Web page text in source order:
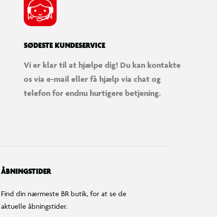
SØDESTE KUNDESERVICE
Vi er klar til at hjælpe dig! Du kan kontakte
os via e-mail eller få hjælp via chat og
telefon for endnu hurtigere betjening.
ÅBNINGSTIDER
Find din nærmeste BR butik, for at se de
aktuelle åbningstider.